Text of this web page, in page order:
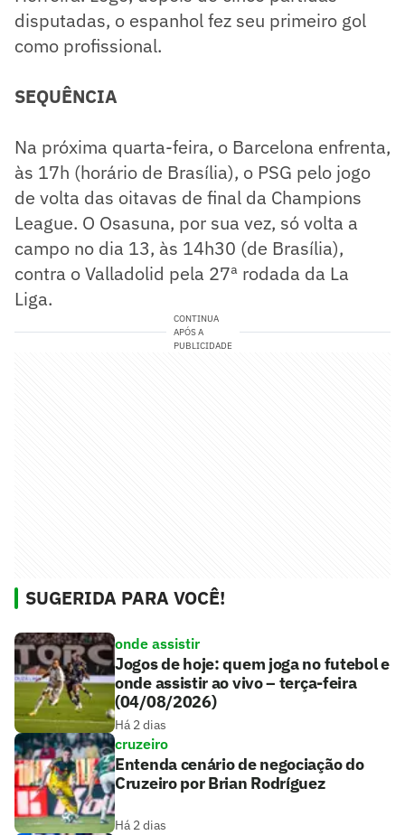
disputadas, o espanhol fez seu primeiro gol
como profissional.
SEQUÊNCIA
Na próxima quarta-feira, o Barcelona enfrenta,
às 17h (horário de Brasília), o PSG pelo jogo
de volta das oitavas de final da Champions
League. O Osasuna, por sua vez, só volta a
campo no dia 13, às 14h30 (de Brasília),
contra o Valladolid pela 27ª rodada da La
Liga.
CONTINUA
APÓS A
PUBLICIDADE
SUGERIDA PARA VOCÊ!
onde assistir
Jogos de hoje: quem joga no futebol e
onde assistir ao vivo – terça-feira
(04/08/2026)
Há 2 dias
cruzeiro
Entenda cenário de negociação do
Cruzeiro por Brian Rodríguez
Há 2 dias